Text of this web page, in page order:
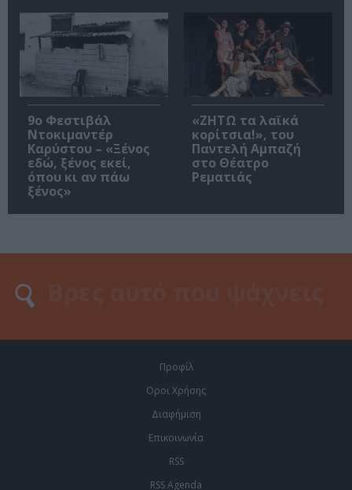
9ο Φεστιβάλ
Ντοκιμαντέρ
Καρύστου – «Ξένος
εδώ, ξένος εκεί,
όπου κι αν πάω
ξένος»
«ΖΗΤΩ τα λαϊκά
κορίτσια!», του
Παντελή Αμπαζή
στο Θέατρο
Ρεματιάς
Προφίλ
Οροι Χρήσης
Διαφήμιση
Επικοινωνία
RSS
RSS Agenda